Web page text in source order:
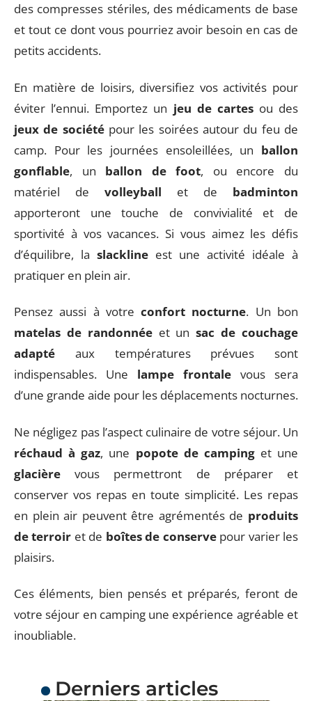
des compresses stériles, des médicaments de base
et tout ce dont vous pourriez avoir besoin en cas de
petits accidents.
En matière de loisirs, diversifiez vos activités pour
éviter l’ennui. Emportez un jeu de cartesou des
jeux de sociétépour les soirées autour du feu de
camp. Pour les journées ensoleillées, un ballon
gonflable, un ballon de foot, ou encore du
matériel de volleyball et de badminton
apporteront une touche de convivialité et de
sportivité à vos vacances. Si vous aimez les défis
d’équilibre, la slackline est une activité idéale à
pratiquer en plein air.
Pensez aussi à votreconfort nocturne. Un bon
matelas de randonnéeet unsac de couchage
adapté aux températures prévues sont
indispensables. Une lampe frontale vous sera
d’une grande aide pour les déplacements nocturnes.
Ne négligez pas l’aspect culinaire de votre séjour. Un
réchaud à gaz, une popote de campinget une
glacière vous permettront de préparer et
conserver vos repas en toute simplicité. Les repas
en plein air peuvent être agrémentés de produits
de terroir et de boîtes de conservepour varier les
plaisirs.
Ces éléments, bien pensés et préparés, feront de
votre séjour en camping une expérience agréable et
inoubliable.
Derniers articles